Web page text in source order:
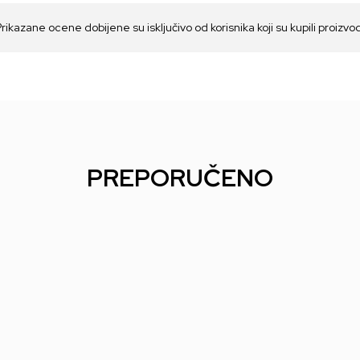
ocene dobijene su isključivo od korisnika koji su kupili
PREPORUČENO